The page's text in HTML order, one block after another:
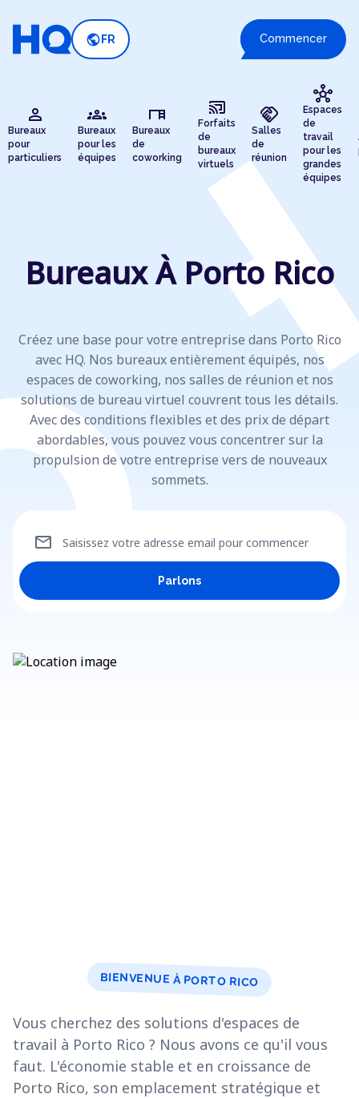
public FR Commencer
person
Bureaux
pour
particuliers
groups
Bureaux
pour les
équipes
desk
Bureaux
de
coworking
cast_connected
Forfaits
de
bureaux
virtuels
handshake
Salles
de
réunion
hub
Espaces
de
travail
pour les
grandes
équipes
Bureaux À Porto Rico
Créez une base pour votre entreprise dans Porto Rico
avec HQ. Nos bureaux entièrement équipés, nos
espaces de coworking, nos salles de réunion et nos
solutions de bureau virtuel couvrent tous les détails.
Avec des conditions flexibles et des prix de départ
abordables, vous pouvez vous concentrer sur la
propulsion de votre entreprise vers de nouveaux
sommets.
Saisissez votre adresse email pour commencer
mail
Parlons
BIENVENUE À PORTO RICO
Vous cherchez des solutions d'espaces de
travail à Porto Rico ? Nous avons ce qu'il vous
faut. L'économie stable et en croissance de
Porto Rico, son emplacement stratégique et